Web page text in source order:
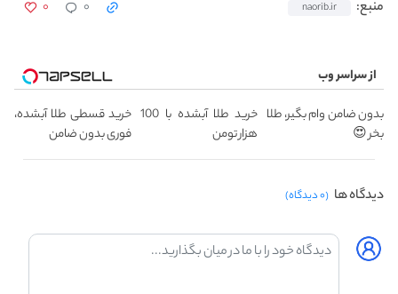
منبع: naorib.ir ۰ ۰
از سراسر وب
بدون ضامن وام بگیر، طلا
بخر 😍
خرید طلا آبشده با 100
هزار تومن
خرید قسطی طلا آبشده،
فوری بدون ضامن
دیدگاه ها (۰ دیدگاه)